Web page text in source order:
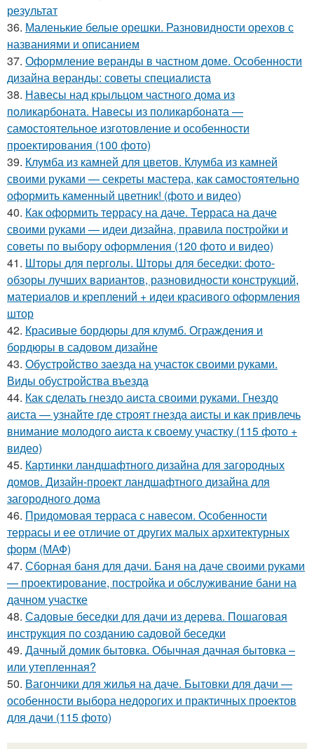
результат
36. Маленькие белые орешки. Разновидности орехов с
названиями и описанием
37. Оформление веранды в частном доме. Особенности
дизайна веранды: советы специалиста
38. Навесы над крыльцом частного дома из
поликарбоната. Навесы из поликарбоната —
самостоятельное изготовление и особенности
проектирования (100 фото)
39. Клумба из камней для цветов. Клумба из камней
своими руками — секреты мастера, как самостоятельно
оформить каменный цветник! (фото и видео)
40. Как оформить террасу на даче. Терраса на даче
своими руками — идеи дизайна, правила постройки и
советы по выбору оформления (120 фото и видео)
41. Шторы для перголы. Шторы для беседки: фото-
обзоры лучших вариантов, разновидности конструкций,
материалов и креплений + идеи красивого оформления
штор
42. Красивые бордюры для клумб. Ограждения и
бордюры в садовом дизайне
43. Обустройство заезда на участок своими руками.
Виды обустройства въезда
44. Как сделать гнездо аиста своими руками. Гнездо
аиста — узнайте где строят гнезда аисты и как привлечь
внимание молодого аиста к своему участку (115 фото +
видео)
45. Картинки ландшафтного дизайна для загородных
домов. Дизайн-проект ландшафтного дизайна для
загородного дома
46. Придомовая терраса с навесом. Особенности
террасы и ее отличие от других малых архитектурных
форм (МАФ)
47. Сборная баня для дачи. Баня на даче своими руками
— проектирование, постройка и обслуживание бани на
дачном участке
48. Садовые беседки для дачи из дерева. Пошаговая
инструкция по созданию садовой беседки
49. Дачный домик бытовка. Обычная дачная бытовка –
или утепленная?
50. Вагончики для жилья на даче. Бытовки для дачи —
особенности выбора недорогих и практичных проектов
для дачи (115 фото)